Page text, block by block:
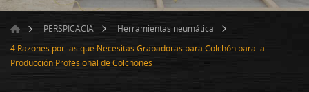
PERSPICACIA
Herramientas neumática
4 Razones por las que Necesitas Grapadoras para Colchón para la
Producción Profesional de Colchones